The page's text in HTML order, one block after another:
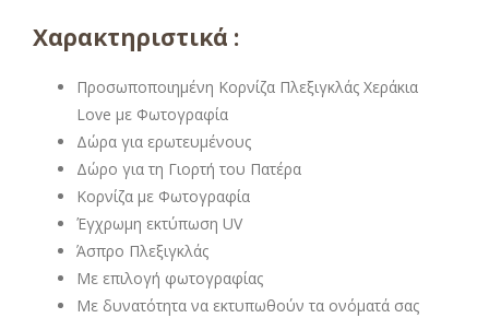
Χαρακτηριστικά :
Προσωποποιημένη Κορνίζα Πλεξιγκλάς Χεράκια
Love με Φωτογραφία
Δώρα για ερωτευμένους
Δώρο για τη Γιορτή του Πατέρα
Κορνίζα με Φωτογραφία
Έγχρωμη εκτύπωση UV
Άσπρο Πλεξιγκλάς
Με επιλογή φωτογραφίας
Με δυνατότητα να εκτυπωθούν τα ονόματά σας